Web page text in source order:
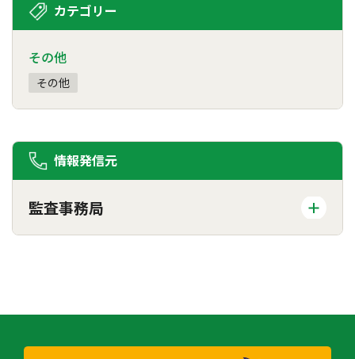
カテゴリー
その他
その他
情報発信元
監査事務局